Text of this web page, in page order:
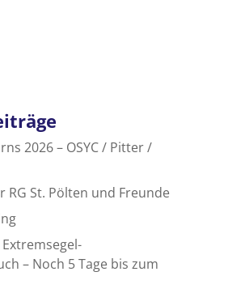
2026 – OSYC / Pitter /
St. Pölten und Freunde
Extremsegel-
– Noch 5 Tage bis zum